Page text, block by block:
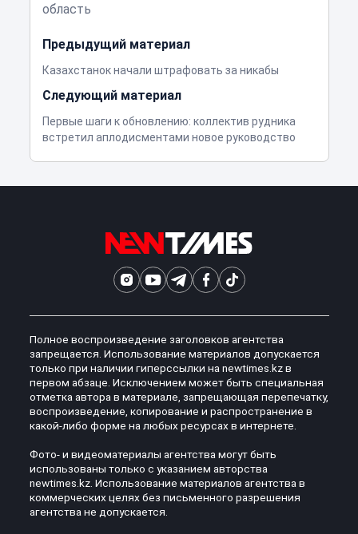
область
Предыдущий материал
Казахстанок начали штрафовать за никабы
Следующий материал
Первые шаги к обновлению: коллектив рудника
встретил аплодисментами новое руководство
Полное воспроизведение заголовков агентства
запрещается. Использование материалов допускается
только при наличии гиперссылки на newtimes.kz в
первом абзаце. Исключением может быть специальная
отметка автора в материале, запрещающая перепечатку,
воспроизведение, копирование и распространение в
какой-либо форме на любых ресурсах в интернете.
Фото- и видеоматериалы агентства могут быть
использованы только с указанием авторства
newtimes.kz. Использование материалов агентства в
коммерческих целях без письменного разрешения
агентства не допускается.